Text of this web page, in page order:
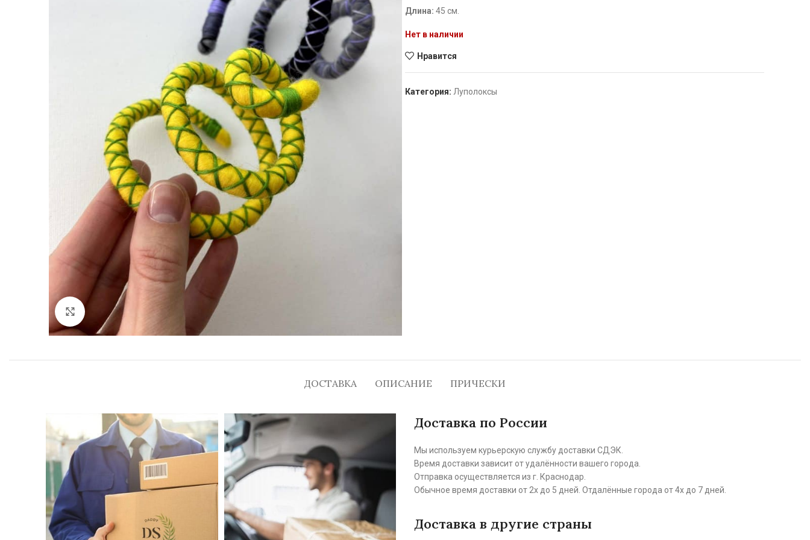
Увеличить
Длина: 45 см.
Нет в наличии
Нравится
Категория: Луполоксы
ДОСТАВКА ОПИСАНИЕ ПРИЧЕСКИ
Доставка по России
Мы используем курьерскую службу доставки СДЭК.
Время доставки зависит от удалённости вашего города.
Отправка осуществляется из г. Краснодар.
Обычное время доставки от 2х до 5 дней. Отдалённые города от 4х до 7 дней.
Доставка в другие страны